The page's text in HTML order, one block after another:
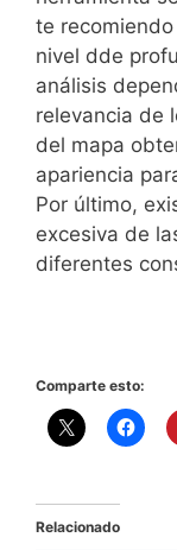
te
nivel dde
análisis
relevancia de
del mapa
apariencia
Por último,
excesiva de
diferentes
Comparte esto:
Relacionado